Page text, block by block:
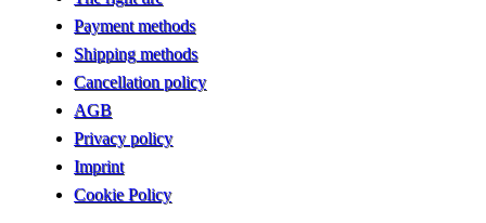
Payment methods
Shipping methods
Cancellation policy
AGB
Privacy policy
Imprint
Cookie Policy